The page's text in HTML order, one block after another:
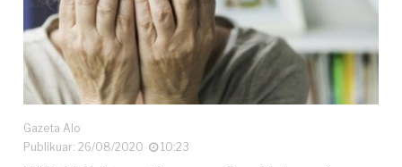
Gazeta Alo
Publikuar: 26/08/2020
10:23